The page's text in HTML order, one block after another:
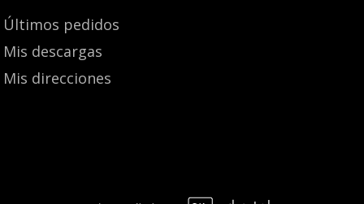
Últimos pedidos
Mis descargas
Mis direcciones